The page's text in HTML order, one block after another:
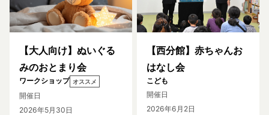
【大人向け】ぬいぐる
みのおとまり会
ワークショップ オススメ
開催日
2026年5月30日
【西分館】赤ちゃんお
はなし会
こども
開催日
2026年6月2日